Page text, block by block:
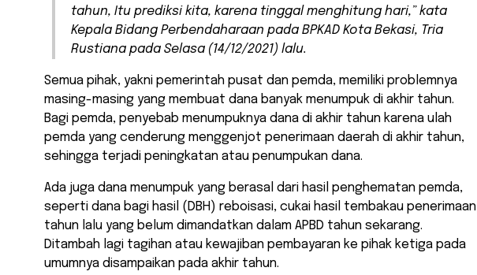
tahun, Itu prediksi kita, karena tinggal menghitung hari,” kata
Kepala Bidang Perbendaharaan pada BPKAD Kota Bekasi, Tria
Rustiana pada Selasa (14/12/2021) lalu.
Semua pihak, yakni pemerintah pusat dan pemda, memiliki problemnya
masing-masing yang membuat dana banyak menumpuk di akhir tahun.
Bagi pemda, penyebab menumpuknya dana di akhir tahun karena ulah
pemda yang cenderung menggenjot penerimaan daerah di akhir tahun,
sehingga terjadi peningkatan atau penumpukan dana.
Ada juga dana menumpuk yang berasal dari hasil penghematan pemda,
seperti dana bagi hasil (DBH) reboisasi, cukai hasil tembakau penerimaan
tahun lalu yang belum dimandatkan dalam APBD tahun sekarang.
Ditambah lagi tagihan atau kewajiban pembayaran ke pihak ketiga pada
umumnya disampaikan pada akhir tahun.